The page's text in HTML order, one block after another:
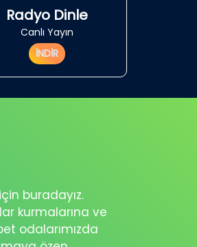
Radyo Dinle
Canlı Yayın
İNDİR
buradayız.
kurmalarına ve
odalarımızda